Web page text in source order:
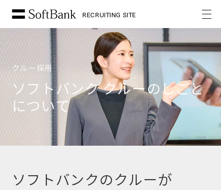
RECRUITING SITE
クルー採用
ソフトバンク クルーのしごと
について
ソフトバンクのクルーが